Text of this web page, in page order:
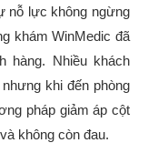
nỗ lực không ngừng
khám WinMedic đã
hàng. Nhiều khách
khi đến phòng
pháp giảm áp cột
không còn đau.